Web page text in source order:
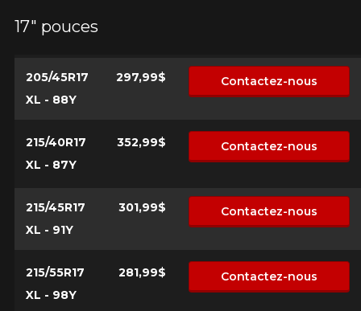
17" pouces
205/45R17
XL - 88Y
297,99$ Contactez-nous
215/40R17
XL - 87Y
352,99$ Contactez-nous
215/45R17
XL - 91Y
301,99$ Contactez-nous
215/55R17
XL - 98Y
281,99$ Contactez-nous
Marque
KM parcourus